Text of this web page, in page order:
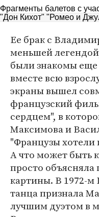
Фрагменты балетов с
"Дон Кихот" "Ромео и
Ее брак с
меньшей
были знакомы
вместе всю
экраны вышел
французский
сердцем", в
Максимова и
"Французы хотели
А что может быть
просто
картины. В 1972-
танца признала
лучшим дуэтом в